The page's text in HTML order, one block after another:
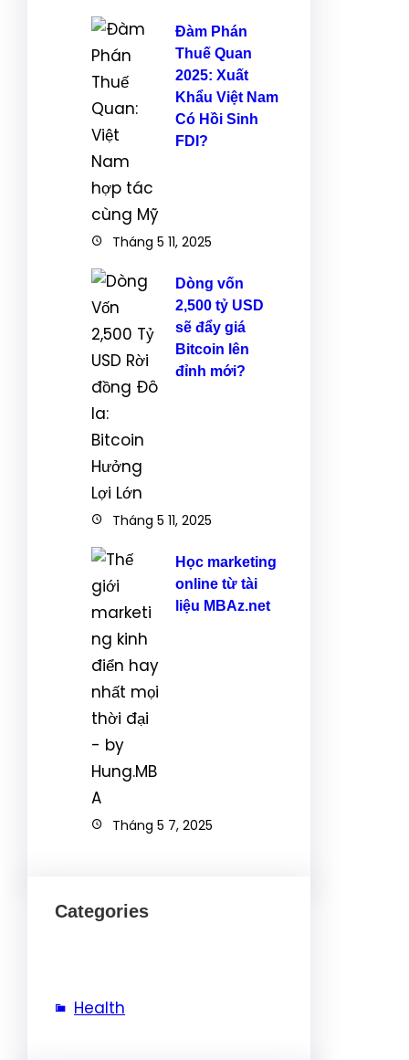
Đàm Phán
Thuế Quan
2025: Xuất
Khẩu Việt Nam
Có Hồi Sinh
FDI?
Tháng 5 11, 2025
Dòng vốn
2,500 tỷ USD
sẽ đẩy giá
Bitcoin lên
đỉnh mới?
Tháng 5 11, 2025
Học marketing
online từ tài
liệu MBAz.net
Tháng 5 7, 2025
Categories
Health